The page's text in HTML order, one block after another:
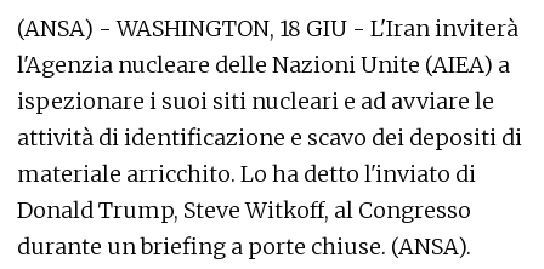
(ANSA) - WASHINGTON, 18 GIU - L'Iran inviterà
l'Agenzia nucleare delle Nazioni Unite (AIEA) a
ispezionare i suoi siti nucleari e ad avviare le
attività di identificazione e scavo dei depositi di
materiale arricchito. Lo ha detto l'inviato di
Donald Trump, Steve Witkoff, al Congresso
durante un briefing a porte chiuse. (ANSA).